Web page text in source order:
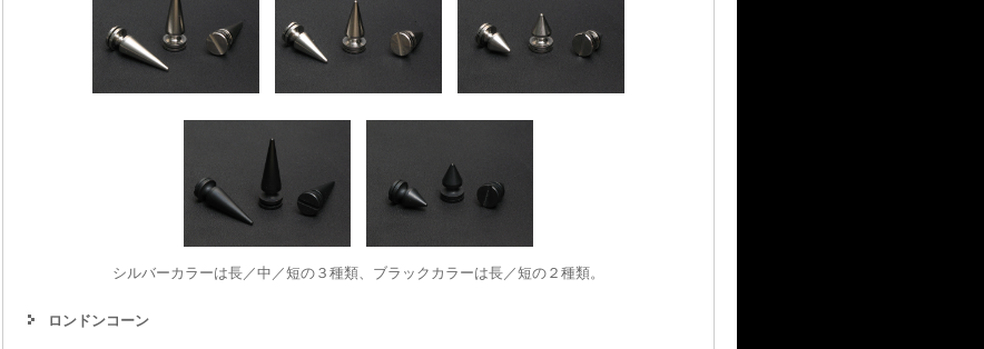
シルバーカラーは長／中／短の３種類、ブラックカラーは長／短の２種類。
ロンドンコーン